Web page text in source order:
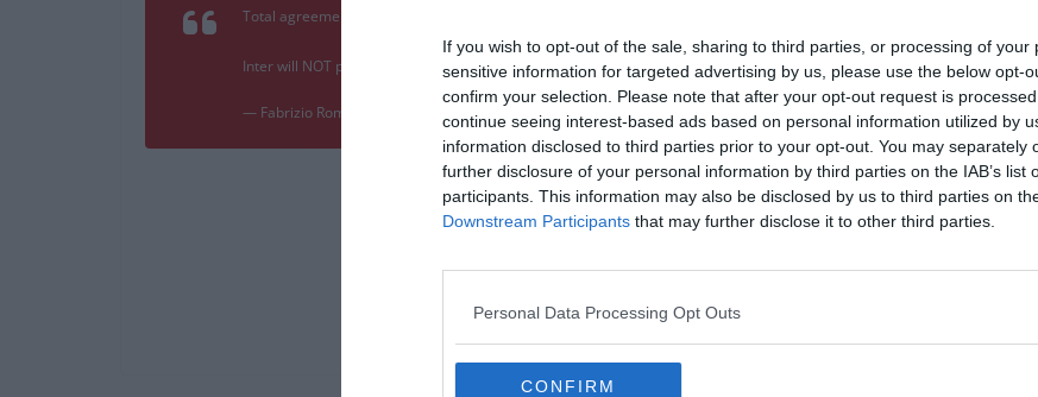
If you wish to opt-out of the sale, sharing to third parties, or processing of your
sensitive information for targeted advertising by us, please use the below opt-
confirm your selection. Please note that after your opt-out request is
continue seeing interest-based ads based on personal information utilized by
information disclosed to third parties prior to your opt-out. You may separately
further disclosure of your personal information by third parties on the IAB’s list
participants. This information may also be disclosed by us to third parties on
Downstream Participants that may further disclose it to other third parties.
Personal Data Processing Opt Outs
CONFIRM
Total agreement reached between Inter and Manchester United on a permanent deal, here we go!
Inter will NOT pay any fee to Man United. He’ll join for free and Inter will take charge of his full wage. Sanchez will earn
— Fabrizio Romano (@FabrizioRomano) August 3, 2020